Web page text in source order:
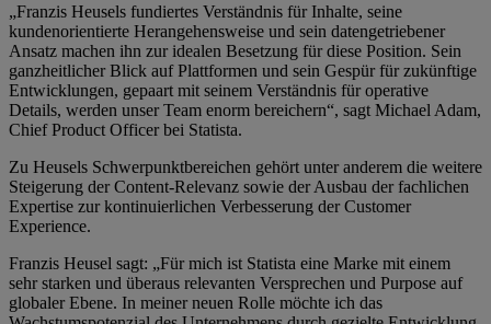
„Franzis Heusels fundiertes Verständnis für Inhalte, seine
kundenorientierte Herangehensweise und sein datengetriebener
Ansatz machen ihn zur idealen Besetzung für diese Position. Sein
ganzheitlicher Blick auf Plattformen und sein Gespür für zukünftige
Entwicklungen, gepaart mit seinem Verständnis für operative
Details, werden unser Team enorm bereichern“, sagt Michael Adam,
Chief Product Officer bei Statista.
Zu Heusels Schwerpunktbereichen gehört unter anderem die weitere
Steigerung der Content-Relevanz sowie der Ausbau der fachlichen
Expertise zur kontinuierlichen Verbesserung der Customer
Experience.
Franzis Heusel sagt: „Für mich ist Statista eine Marke mit einem
sehr starken und überaus relevanten Versprechen und Purpose auf
globaler Ebene. In meiner neuen Rolle möchte ich das